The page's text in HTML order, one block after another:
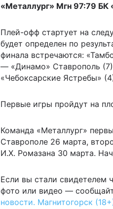
«Металлург» Мгн 97:79
Плей-офф стартует на
будет определен по
финала встречаются:
— «Динамо» Ставрополь
«Чебоксарские Ястребы»
Первые игры пройдут на
Команда «Металлург»
Ставрополе 26 марта,
И.Х. Ромазана 30 марта.
Если вы стали свидетелем
фото или видео —
новости. Магнитогорск